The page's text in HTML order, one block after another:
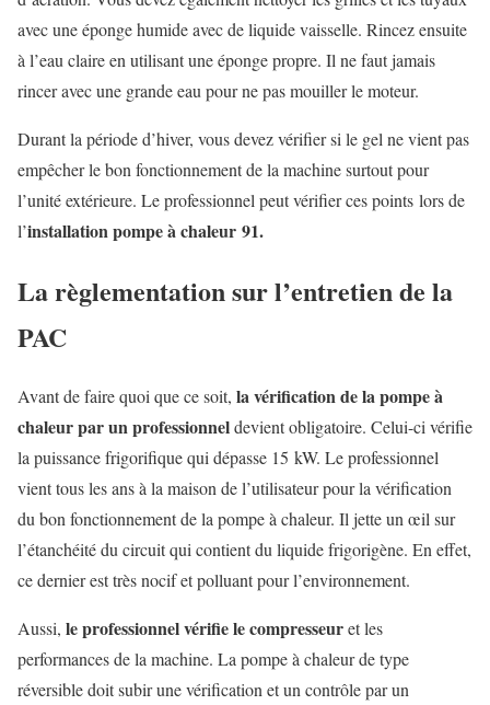
avec une éponge humide avec de liquide vaisselle. Rincez ensuite
à l’eau claire en utilisant une éponge propre. Il ne faut jamais
rincer avec une grande eau pour ne pas mouiller le moteur.
Durant la période d’hiver, vous devez vérifier si le gel ne vient pas
empêcher le bon fonctionnement de la machine surtout pour
l’unité extérieure. Le professionnel peut vérifier ces points lors de
l’installation pompe à chaleur 91.
La règlementation sur l’entretien de la
PAC
Avant de faire quoi que ce soit, la vérification de la pompe à
chaleur par un professionneldevient obligatoire. Celui-ci vérifie
la puissance frigorifique qui dépasse 15 kW. Le professionnel
vient tous les ans à la maison de l’utilisateur pour la vérification
du bon fonctionnement de la pompe à chaleur. Il jette un œil sur
l’étanchéité du circuit qui contient du liquide frigorigène. En effet,
ce dernier est très nocif et polluant pour l’environnement.
Aussi, le professionnel vérifie le compresseuret les
performances de la machine. La pompe à chaleur de type
réversible doit subir une vérification et un contrôle par un